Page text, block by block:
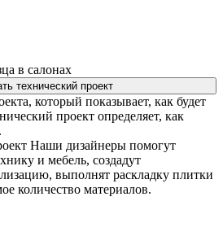
в салонах
технический проект
который показывает, как будет
проект определяет, как
Наши дизайнеры помогут
и мебель, создадут
выполнят раскладку плитки
количество материалов.